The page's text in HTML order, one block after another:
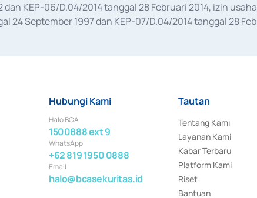
dan KEP-06/D.04/2014 tanggal 28 Februari 2014, izin
24 September 1997 dan KEP-07/D.04/2014 tanggal 28
Hubungi Kami
Halo BCA
1500888 ext 9
WhatsApp
+62 819 1950 0888
Email
halo@bcasekuritas.id
Tautan
Tentang Kami
Layanan Kami
Kabar Terbaru
Platform Kami
Riset
Bantuan